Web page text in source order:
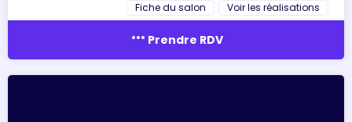
Fiche du salon Voir les réalisations
more_horiz Prendre RDV